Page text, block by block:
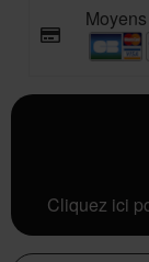
Cliquez ici